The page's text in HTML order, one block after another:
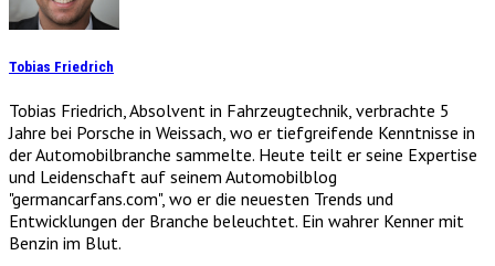
Tobias Friedrich
Tobias Friedrich, Absolvent in Fahrzeugtechnik, verbrachte 5
Jahre bei Porsche in Weissach, wo er tiefgreifende Kenntnisse in
der Automobilbranche sammelte. Heute teilt er seine Expertise
und Leidenschaft auf seinem Automobilblog
"germancarfans.com", wo er die neuesten Trends und
Entwicklungen der Branche beleuchtet. Ein wahrer Kenner mit
Benzin im Blut.